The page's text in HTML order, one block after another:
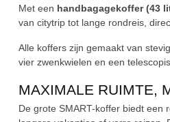
Met een handbagagekoffer (43
van citytrip tot lange rondreis,
Alle koffers zijn gemaakt van
vier zwenkwielen en een
MAXIMALE RUIMTE,
De grote SMART-koffer biedt een